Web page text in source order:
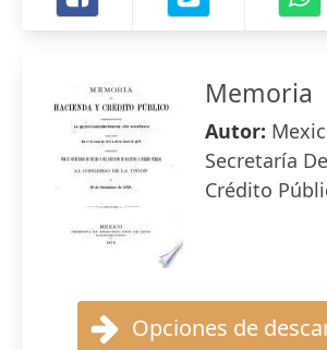
Memoria
Autor:
Secretaría
Crédito
Opciones de